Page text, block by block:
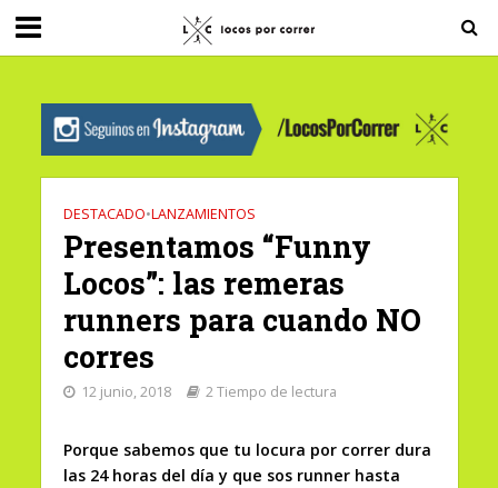
G-0X2PD3RFLV
DESTACADO•LANZAMIENTOS
Presentamos “Funny
Locos”: las remeras
runners para cuando NO
corres
12 junio, 2018 2 Tiempo de lectura
Porque sabemos que tu locura por correr dura
las 24 horas del día y que sos runner hasta